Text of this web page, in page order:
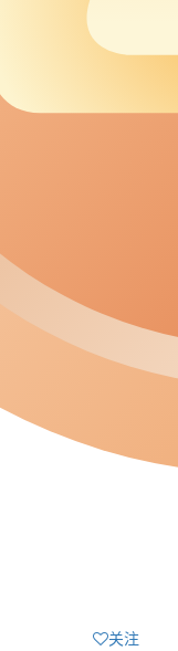
关注